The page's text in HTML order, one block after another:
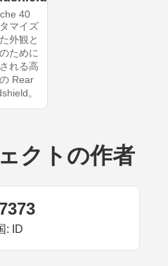
40
マイズ
外観と
ために
れる高
Rear
。
クトの作者
: ID